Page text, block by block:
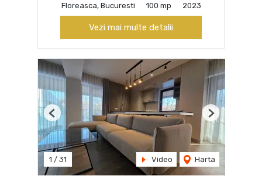
Floreasca, Bucuresti
100 mp 2023
Vezi mai multe detalii
1 / 31 Video Harta
Previous Next